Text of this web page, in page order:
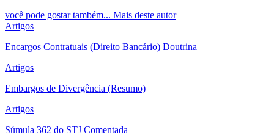
você pode gostar também... Mais deste autor
Artigos
Encargos Contratuais (Direito Bancário) Doutrina
Artigos
Embargos de Divergência (Resumo)
Artigos
Súmula 362 do STJ Comentada